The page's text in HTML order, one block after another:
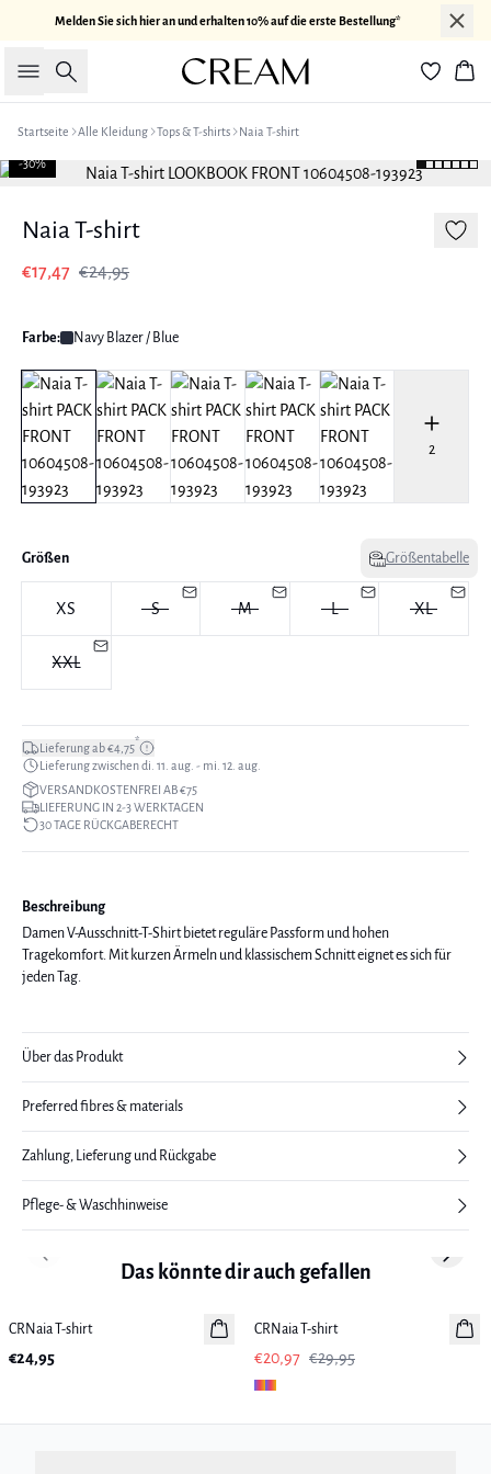
Melden Sie sich hier an und erhalten 10% auf die erste Bestellung*
Suche
Startseite Alle Kleidung Tops & T-shirts Naia T-shirt
-30%
Naia T-shirt
€17,47 €24,95
Farbe: Navy Blazer / Blue
2
Größen Größentabelle
XS S M L XL
XXL
Lieferung ab €4,75*
Lieferung zwischen di. 11. aug. - mi. 12. aug.
VERSANDKOSTENFREI AB €75
LIEFERUNG IN 2-3 WERKTAGEN
30 TAGE RÜCKGABERECHT
Beschreibung
Damen V-Ausschnitt-T-Shirt bietet reguläre Passform und hohen
Tragekomfort. Mit kurzen Ärmeln und klassischem Schnitt eignet es sich für
jeden Tag.
Über das Produkt
Preferred fibres & materials
Zahlung, Lieferung und Rückgabe
Pflege- & Waschhinweise
Das könnte dir auch gefallen
Neuheiten
CRNaia T-shirt
€24,95
-30%
CRNaia T-shirt
€20,97 €29,95
Previous slide Next